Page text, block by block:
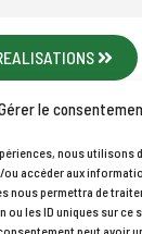
le
nous utilisons
accéder aux
nous permettra de
les ID uniques sur ce
peut avoir
légales